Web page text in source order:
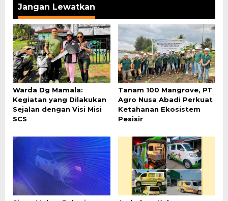
Jangan Lewatkan
Warda Dg Mamala:
Kegiatan yang Dilakukan
Sejalan dengan Visi Misi
SCS
Tanam 100 Mangrove, PT
Agro Nusa Abadi Perkuat
Ketahanan Ekosistem
Pesisir